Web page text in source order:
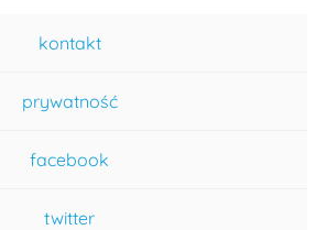
kontakt
prywatność
facebook
twitter